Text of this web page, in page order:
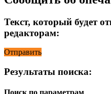
Текст, который будет
редакторам:
Отправить
Результаты поиска: